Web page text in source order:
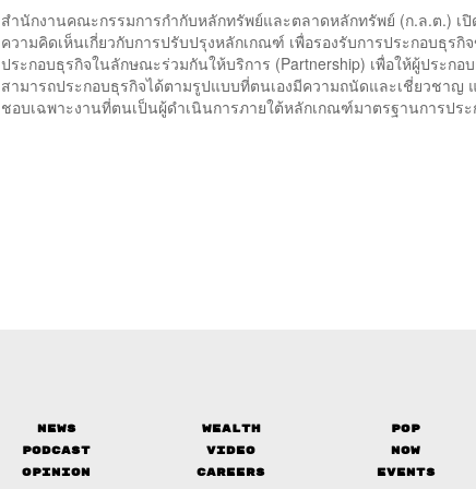
สำนักงานคณะกรรมการกำกับหลักทรัพย์และตลาดหลักทรัพย์ (ก.ล.ต.) เปิ
ความคิดเห็นเกี่ยวกับการปรับปรุงหลักเกณฑ์ เพื่อรองรับการประกอบธุรกิ
ประกอบธุรกิจในลักษณะร่วมกันให้บริการ (Partnership) เพื่อให้ผู้ประกอ
สามารถประกอบธุรกิจได้ตามรูปแบบที่ตนเองมีความถนัดและเชี่ยวชาญ
ชอบเฉพาะงานที่ตนเป็นผู้ดำเนินการภายใต้หลักเกณฑ์มาตรฐานการประ
News Wealth
Pop
Podcast
Video
Now
Opinion
Careers
Events